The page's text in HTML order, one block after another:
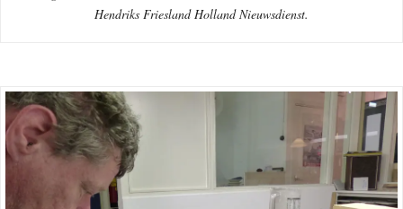
Hendriks Friesland Holland Nieuwsdienst.